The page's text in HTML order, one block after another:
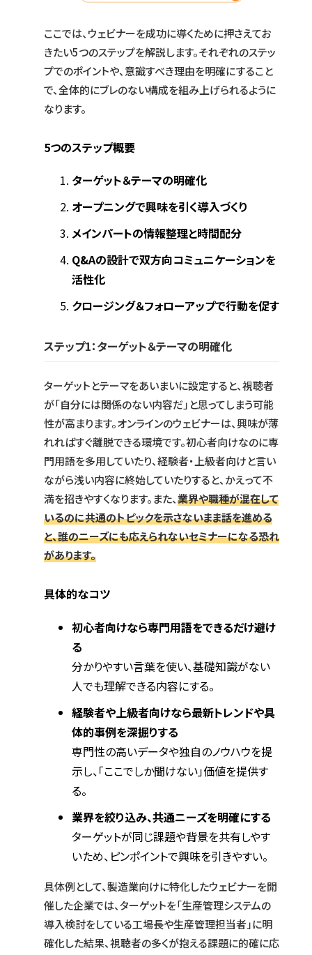
ここでは、ウェビナーを成功に導くために押さえてお
きたい5つのステップを解説します。それぞれのステッ
プでのポイントや、意識すべき理由を明確にすること
で、全体的にブレのない構成を組み上げられるように
なります。
5つのステップ概要
ターゲット＆テーマの明確化
オープニングで興味を引く導入づくり
メインパートの情報整理と時間配分
Q&Aの設計で双方向コミュニケーションを
活性化
クロージング＆フォローアップで行動を促す
ステップ1：ターゲット＆テーマの明確化
ターゲットとテーマをあいまいに設定すると、視聴者
が「自分には関係のない内容だ」と思ってしまう可能
性が高まります。オンラインのウェビナーは、興味が薄
れればすぐ離脱できる環境です。初心者向けなのに専
門用語を多用していたり、経験者・上級者向けと言い
ながら浅い内容に終始していたりすると、かえって不
満を招きやすくなります。また、業界や職種が混在して
いるのに共通のトピックを示さないまま話を進める
と、誰のニーズにも応えられないセミナーになる恐れ
があります。
具体的なコツ
初心者向けなら専門用語をできるだけ避け
る
分かりやすい言葉を使い、基礎知識がない
人でも理解できる内容にする。
経験者や上級者向けなら最新トレンドや具
体的事例を深掘りする
専門性の高いデータや独自のノウハウを提
示し、「ここでしか聞けない」価値を提供す
る。
業界を絞り込み、共通ニーズを明確にする
ターゲットが同じ課題や背景を共有しやす
いため、ピンポイントで興味を引きやすい。
具体例として、製造業向けに特化したウェビナーを開
催した企業では、ターゲットを「生産管理システムの
導入検討をしている工場長や生産管理担当者」に明
確化した結果、視聴者の多くが抱える課題に的確に応